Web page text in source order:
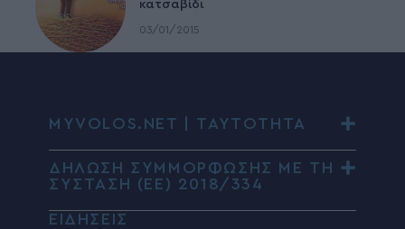
κατσαβίδι
03/01/2015
MYVOLOS.NET | ΤΑΥΤΟΤΗΤΑ
ΔΗΛΩΣΗ ΣΥΜΜΟΡΦΩΣΗΣ ΜΕ ΤΗ
ΣΥΣΤΑΣΗ (ΕΕ) 2018/334
ΕΙΔΗΣΕΙΣ